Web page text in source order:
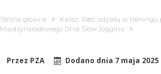
Strona główna
Kalisz. Weź udziału w
Międzynarodowego Dnia Slow Jogginu
Przez PZA Dodano dnia 7 maja 2025